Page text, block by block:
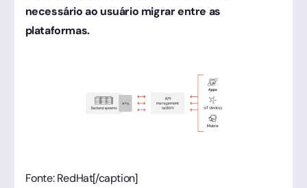
necessário ao usuário migrar entre as
plataformas.
Fonte: RedHat[/caption]